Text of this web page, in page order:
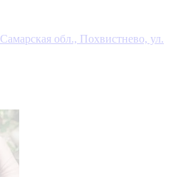
Самарская обл., Похвистнево, ул.